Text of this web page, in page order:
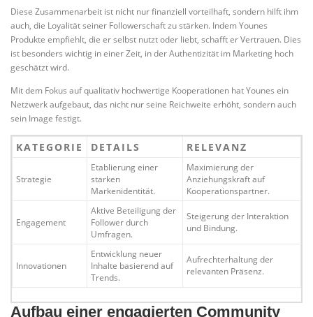
Diese Zusammenarbeit ist nicht nur finanziell vorteilhaft, sondern hilft ihm
auch, die Loyalität seiner Followerschaft zu stärken. Indem Younes
Produkte empfiehlt, die er selbst nutzt oder liebt, schafft er Vertrauen. Dies
ist besonders wichtig in einer Zeit, in der Authentizität im Marketing hoch
geschätzt wird.
Mit dem Fokus auf qualitativ hochwertige Kooperationen hat Younes ein
Netzwerk aufgebaut, das nicht nur seine Reichweite erhöht, sondern auch
sein Image festigt.
KATEGORIE DETAILS RELEVANZ
Strategie
Etablierung einer
starken
Markenidentität.
Maximierung der
Anziehungskraft auf
Kooperationspartner.
Engagement
Aktive Beteiligung der
Follower durch
Umfragen.
Steigerung der Interaktion
und Bindung.
Innovationen
Entwicklung neuer
Inhalte basierend auf
Trends.
Aufrechterhaltung der
relevanten Präsenz.
Aufbau einer engagierten Community